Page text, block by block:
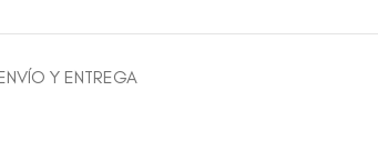
Y ENTREGA